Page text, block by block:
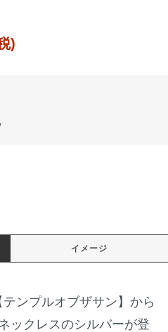
)
イメージ
ンプルオブザサン】から
ックレスのシルバーが登